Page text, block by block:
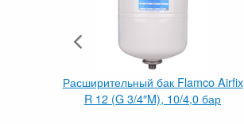
Расширительный бак Flamco Airfix
R 12 (G 3/4″M), 10/4,0 бар